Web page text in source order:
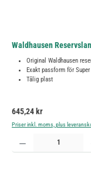
Waldhausen
Original Waldhausen
Exakt passform för
Tålig plast
Ordinarie pris:
645,24 kr
Priser inkl. moms, plus
Produktkvantitet: Ange